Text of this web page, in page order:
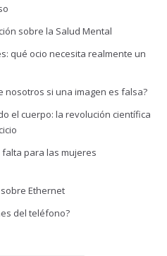
sobre la Salud Mental
qué ocio necesita realmente un
nosotros si una imagen es falsa?
el cuerpo: la revolución científica
para las mujeres
Ethernet
del teléfono?